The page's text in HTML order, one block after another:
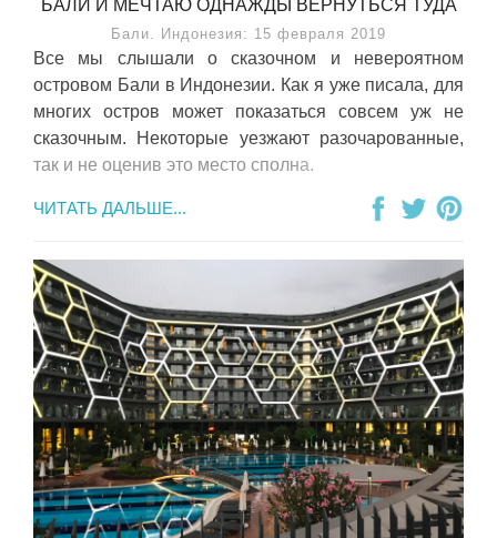
БАЛИ И МЕЧТАЮ ОДНАЖДЫ ВЕРНУТЬСЯ ТУДА
Бали. Индонезия: 15 февраля 2019
Все мы слышали о сказочном и невероятном
островом Бали в Индонезии. Как я уже писала, для
многих остров может показаться совсем уж не
сказочным. Некоторые уезжают разочарованные,
так и не оценив это место сполна.
ЧИТАТЬ ДАЛЬШЕ...